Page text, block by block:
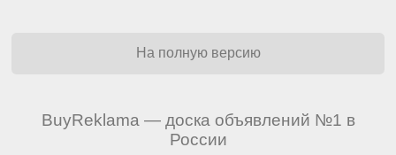
На полную версию
BuyReklama — доска объявлений №1 в
России